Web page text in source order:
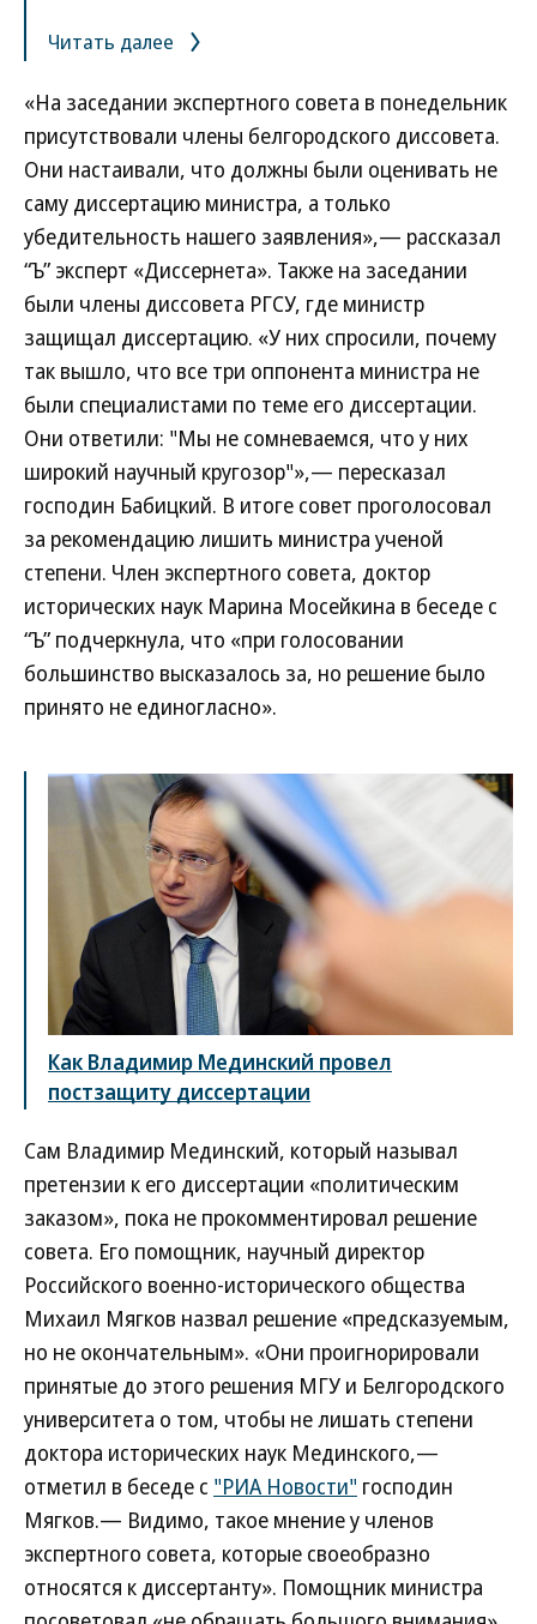
Читать далее
«На заседании экспертного совета в понедельник
присутствовали члены белгородского диссовета.
Они настаивали, что должны были оценивать не
саму диссертацию министра, а только
убедительность нашего заявления»,— рассказал
“Ъ” эксперт «Диссернета». Также на заседании
были члены диссовета РГСУ, где министр
защищал диссертацию. «У них спросили, почему
так вышло, что все три оппонента министра не
были специалистами по теме его диссертации.
Они ответили: "Мы не сомневаемся, что у них
широкий научный кругозор"»,— пересказал
господин Бабицкий. В итоге совет проголосовал
за рекомендацию лишить министра ученой
степени. Член экспертного совета, доктор
исторических наук Марина Мосейкина в беседе с
“Ъ” подчеркнула, что «при голосовании
большинство высказалось за, но решение было
принято не единогласно».
Как Владимир Мединский провел
постзащиту диссертации
Сам Владимир Мединский, который называл
претензии к его диссертации «политическим
заказом», пока не прокомментировал решение
совета. Его помощник, научный директор
Российского военно-исторического общества
Михаил Мягков назвал решение «предсказуемым,
но не окончательным». «Они проигнорировали
принятые до этого решения МГУ и Белгородского
университета о том, чтобы не лишать степени
доктора исторических наук Мединского,—
отметил в беседе с "РИА Новости" господин
Мягков.— Видимо, такое мнение у членов
экспертного совета, которые своеобразно
относятся к диссертанту». Помощник министра